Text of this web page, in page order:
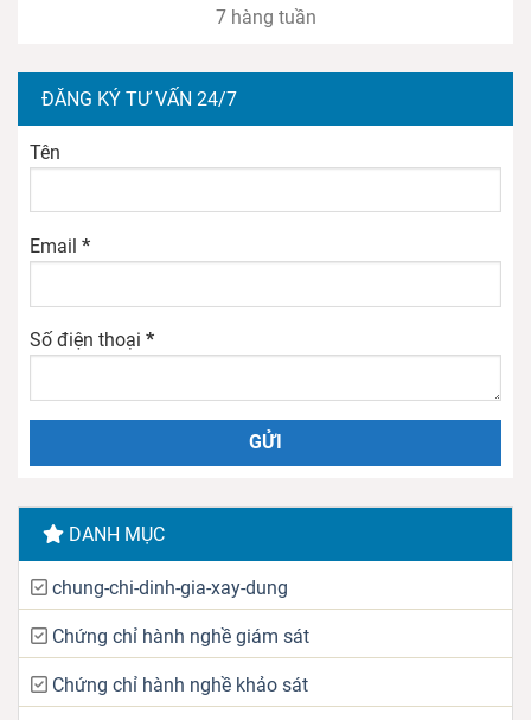
7 hàng tuần
ĐĂNG KÝ TƯ VẤN 24/7
Tên
Email *
Số điện thoại *
DANH MỤC
chung-chi-dinh-gia-xay-dung
Chứng chỉ hành nghề giám sát
Chứng chỉ hành nghề khảo sát